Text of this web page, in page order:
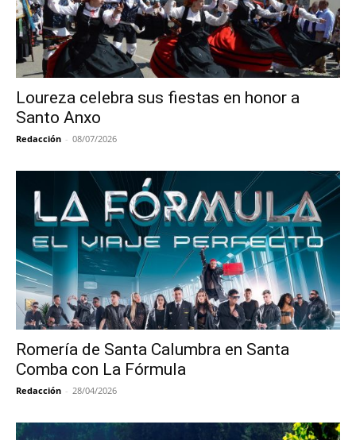
Loureza celebra sus fiestas en honor a
Santo Anxo
Redacción - 08/07/2026
Romería de Santa Calumbra en Santa
Comba con La Fórmula
Redacción - 28/04/2026